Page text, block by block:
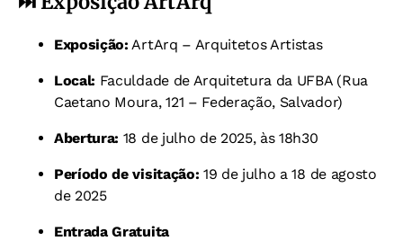
Exposição: ArtArq – Arquitetos Artistas
Local: Faculdade de Arquitetura da UFBA (Rua
Caetano Moura, 121 – Federação, Salvador)
Abertura: 18 de julho de 2025, às 18h30
Período de visitação: 19 de julho a 18 de agosto
de 2025
Entrada Gratuita